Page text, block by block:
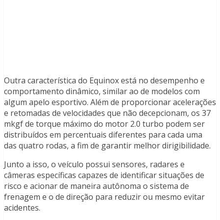
Outra característica do Equinox está no desempenho e
comportamento dinâmico, similar ao de modelos com
algum apelo esportivo. Além de proporcionar acelerações
e retomadas de velocidades que não decepcionam, os 37
mkgf de torque máximo do motor 2.0 turbo podem ser
distribuídos em percentuais diferentes para cada uma
das quatro rodas, a fim de garantir melhor dirigibilidade.
Junto a isso, o veículo possui sensores, radares e
câmeras específicas capazes de identificar situações de
risco e acionar de maneira autônoma o sistema de
frenagem e o de direção para reduzir ou mesmo evitar
acidentes.